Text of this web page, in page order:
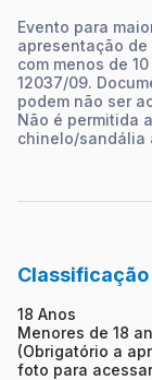
Evento para
apresentação
com menos de
12037/09.
podem não ser
Não é permitida
chinelo/sandália
Classificação
18 Anos
Menores de 18
(Obrigatório a
foto para